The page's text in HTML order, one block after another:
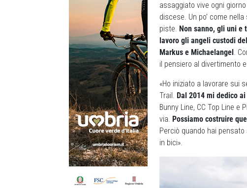
assaggiato vive ogni
discese. Un po’ come
piste. Non sanno, gli uni e
lavoro gli angeli custodi
Markus e Michaelangel .
il pensiero al divertimento
«Ho iniziato a lavorare sui
Trail. Dal 2014 mi dedico
Bunny Line, CC Top Line
via. Possiamo costruire
Perciò quando hai
in bici».